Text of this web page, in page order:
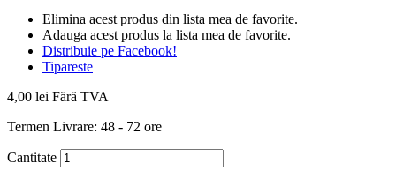
Elimina acest produs din lista mea de favorite.
Adauga acest produs la lista mea de favorite.
Distribuie pe Facebook!
Tipareste
4,00 lei Fără TVA
Termen Livrare: 48 - 72 ore
Cantitate